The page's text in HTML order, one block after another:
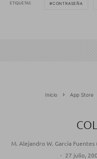
ETIQUETAS CONTRASEÑA
Inicio App Store
M. Alejandro W. García Fuentes
· 27 julio,